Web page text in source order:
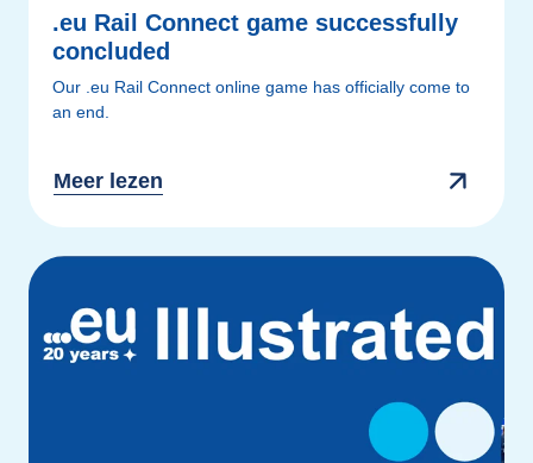
.eu Rail Connect game successfully
concluded
Our .eu Rail Connect online game has officially come to
an end.
Meer lezen